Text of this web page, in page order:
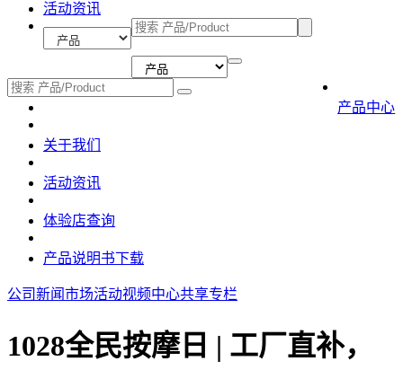
活动资讯
产品中心
关于我们
活动资讯
体验店查询
产品说明书下载
公司新闻市场活动视频中心共享专栏
1028全民按摩日 | 工厂直补，